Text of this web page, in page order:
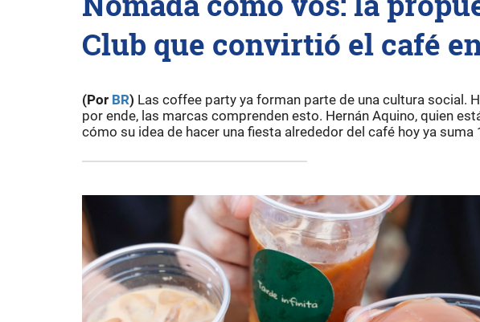
Club que convirtió el café
(Por BR) Las coffee party ya forman parte de una cultura social.
por ende, las marcas comprenden esto. Hernán Aquino, quien
cómo su idea de hacer una fiesta alrededor del café hoy ya suma